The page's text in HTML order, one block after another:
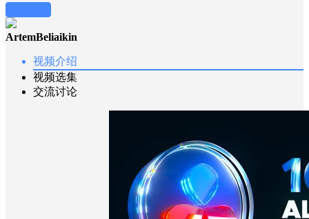
ArtemBeliaikin
视频介绍
视频选集
交流讨论